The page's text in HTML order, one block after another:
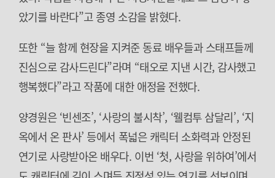
았기를 바란다”고 종영 소감을 밝혔다.
또한 “늘 함께 현장을 지켜준 동료 배우들과 스태프들께
진심으로 감사드린다”라며 “태오로 지낸 시간, 감사했고
행복했다”라고 작품에 대한 애정을 전했다.
양경원은 ‘빈센조’, ‘사랑의 불시착’, ‘웰컴투 삼달리’, ‘지
옥에서 온 판사’ 등에서 폭넓은 캐릭터 소화력과 안정된
연기로 사랑받아온 배우다. 이번 ‘첫, 사랑을 위하여’에서